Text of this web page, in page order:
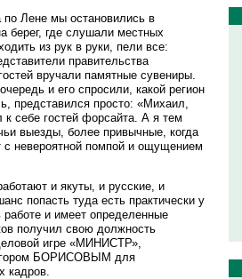
по Лене мы остановились в
берег, где слушали местных
из рук в руки, пели все:
правительства
вручали памятные сувениры.
и его спросили, какой регион
представился просто: «Михаил,
себе гостей форсайта. А я тем
выезды, более привычные, когда
с невероятной помпой и ощущением
и якуты, и русские, и
попасть туда есть практически у
работе и имеет определенные
получил свою должность
игре «МИНИСТР»,
БОРИСОВЫМ для
кадров.